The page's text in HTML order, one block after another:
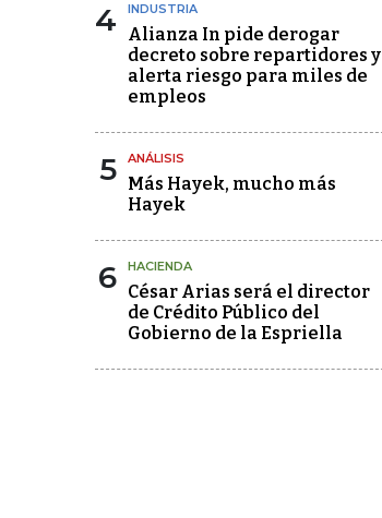
4 INDUSTRIA
Alianza In pide derogar
decreto sobre repartidores y
alerta riesgo para miles de
empleos
5 ANÁLISIS
Más Hayek, mucho más
Hayek
6 HACIENDA
César Arias será el director
de Crédito Público del
Gobierno de la Espriella